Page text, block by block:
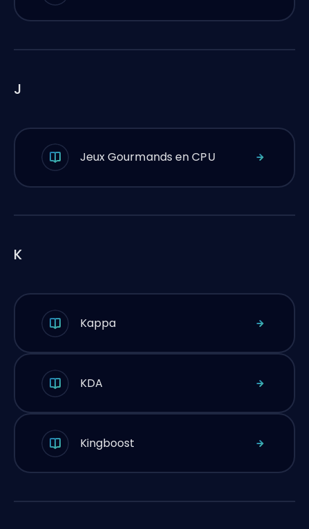
J
Jeux Gourmands en CPU
K
Kappa
KDA
Kingboost